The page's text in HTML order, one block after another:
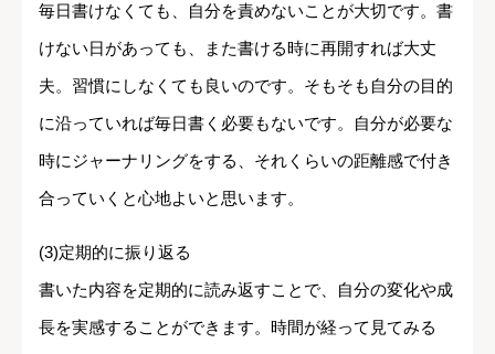
毎日書けなくても、自分を責めないことが大切です。書
けない日があっても、また書ける時に再開すれば大丈
夫。習慣にしなくても良いのです。そもそも自分の目的
に沿っていれば毎日書く必要もないです。自分が必要な
時にジャーナリングをする、それくらいの距離感で付き
合っていくと心地よいと思います。
(3)定期的に振り返る
書いた内容を定期的に読み返すことで、自分の変化や成
長を実感することができます。時間が経って見てみる